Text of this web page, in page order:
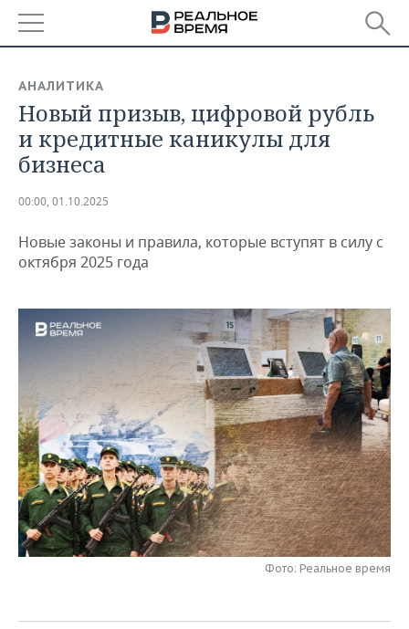
БАШКОРТОСТАН
ТАТАРСТАН
НОВОСТИ
АНАЛИТИКА
ДЕКЛАРАЦИИ О ДОХОДАХ
КОРОЛИ ГОСЗАКАЗА ПФО
ВУЗЫ ТАТАРСТАНА
КОМУ ПРИНАДЛЕЖАТ
ТОРГОВЫЕ ЦЕНТРЫ
ТАТАРСТАНА
НОВОСТИ ЭКОНОМИКИ
ФИНАНСЫ
БАНКИ
ИНВЕСТИЦИИ
ПРОМЫШЛЕННОСТЬ
НОВОСТИ
АГРОПРОМ
МАШИНОСТРОЕНИЕ
НЕФТЕХИМИЯ
НЕФТЬ
ОПК
ЭНЕРГЕТИКА
НЕДВИЖИМОСТЬ
НОВОСТИ НЕДВИЖИМОСТИ
АВТО
БИЗНЕС
НОВОСТИ БИЗНЕСА
РОЗНИЧНАЯ ТОРГОВЛЯ
ТРАНСПОРТ
УСЛУГИ
ТЕХНОЛОГИИ
НОВОСТИ ТЕХНОЛОГИЙ
IT
МЕДИА
МЕРОПРИЯТИЯ
НОВОСТИ МЕРОПРИЯТИЙ
ВЫЕЗДНАЯ РЕДАКЦИЯ
СПОРТ
НОВОСТИ СПОРТА
ОБЩЕСТВО
АНАЛИТИКА
Новый призыв, цифровой рубль
и кредитные каникулы для
бизнеса
00:00, 01.10.2025
Новые законы и правила, которые вступят в силу с
октября 2025 года
Фото: Реальное время